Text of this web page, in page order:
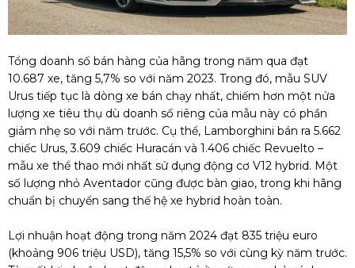
Tổng doanh số bán hàng của hãng trong năm qua đạt
10.687 xe, tăng 5,7% so với năm 2023. Trong đó, mẫu SUV
Urus tiếp tục là dòng xe bán chạy nhất, chiếm hơn một nửa
lượng xe tiêu thụ dù doanh số riêng của mẫu này có phần
giảm nhẹ so với năm trước. Cụ thể, Lamborghini bán ra 5.662
chiếc Urus, 3.609 chiếc Huracán và 1.406 chiếc Revuelto –
mẫu xe thể thao mới nhất sử dụng động cơ V12 hybrid. Một
số lượng nhỏ Aventador cũng được bàn giao, trong khi hãng
chuẩn bị chuyển sang thế hệ xe hybrid hoàn toàn.
Lợi nhuận hoạt động trong năm 2024 đạt 835 triệu euro
(khoảng 906 triệu USD), tăng 15,5% so với cùng kỳ năm trước.